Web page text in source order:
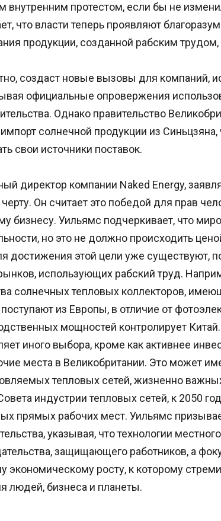
внутренним протестом, если бы не
что власти теперь проявляют
продукции, созданной рабским трудом,
создаст новые вызовы для компаний,
официальные опровержения
Однако правительство
солнечной продукции из Синьцзяна,
свои источники поставок.
директор компании Naked Energy,
Он считает это победой для прав
бизнесу. Уильямс подчеркивает, что
но это не должно происходить
достижения этой цели уже существуют,
использующих рабский труд.
солнечных тепловых коллекторов,
из Европы, в отличие от
мощностей контролирует
иного выбора, кроме как активнее
места в Великобритании. Это может
тепловых сетей, жизненно
индустрии тепловых сетей, к 2050
прямых рабочих мест. Уильямс
указывая, что технологии
защищающего работников, а
экономическому росту, к которому
людей, бизнеса и планеты.